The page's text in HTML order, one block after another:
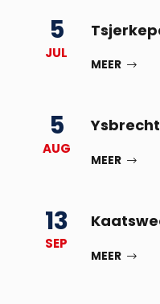
5
JUL
MEER
5
AUG
MEER
13
SEP
MEER